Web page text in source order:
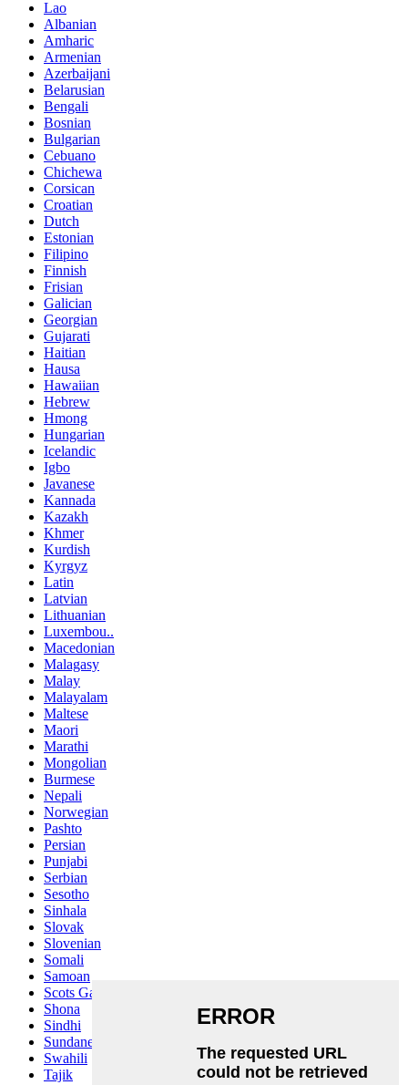
Lao
Albanian
Amharic
Armenian
Azerbaijani
Belarusian
Bengali
Bosnian
Bulgarian
Cebuano
Chichewa
Corsican
Croatian
Dutch
Estonian
Filipino
Finnish
Frisian
Galician
Georgian
Gujarati
Haitian
Hausa
Hawaiian
Hebrew
Hmong
Hungarian
Icelandic
Igbo
Javanese
Kannada
Kazakh
Khmer
Kurdish
Kyrgyz
Latin
Latvian
Lithuanian
Luxembou..
Macedonian
Malagasy
Malay
Malayalam
Maltese
Maori
Marathi
Mongolian
Burmese
Nepali
Norwegian
Pashto
Persian
Punjabi
Serbian
Sesotho
Sinhala
Slovak
Slovenian
Somali
Samoan
Scots Gaelic
Shona
Sindhi
Sundanese
Swahili
Tajik